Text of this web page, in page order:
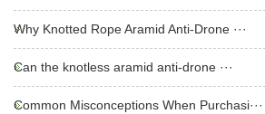
Why Knotted Rope Aramid Anti-Drone ···
Can the knotless aramid anti-drone ···
Common Misconceptions When Purchasi···